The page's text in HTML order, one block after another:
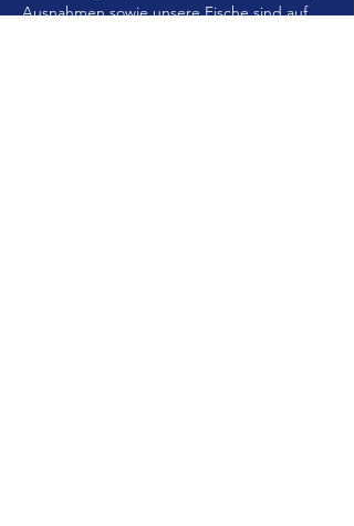
Ausnahmen sowie unsere Fische sind auf